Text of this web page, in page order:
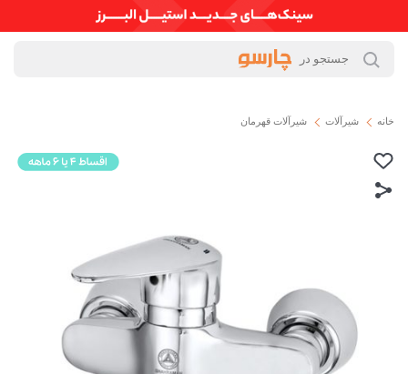
خانه شیرآلات شیرآلات قهرمان